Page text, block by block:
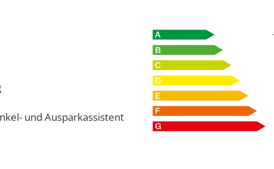
und Ausparkassistent